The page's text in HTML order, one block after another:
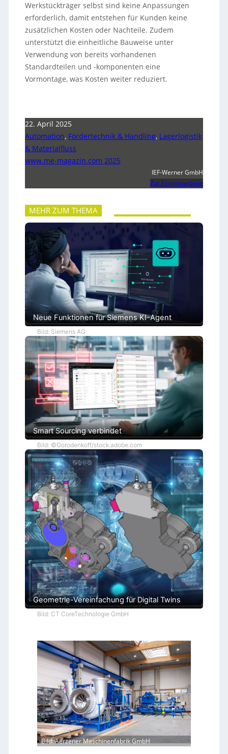
Werkstückträger selbst sind keine Anpassungen
erforderlich, damit entstehen für Kunden keine
zusätzlichen Kosten oder Nachteile. Zudem
unterstützt die einheitliche Bauweise unter
Verwendung von bereits vorhandenen
Standardteilen und -komponenten eine
Vormontage, was Kosten weiter reduziert.
22. April 2025
Automation, Fördertechnik & Handling, Lagerlogistik
& Materialfluss
www.me-magazin.com 2025
IEF-Werner GmbH
Zur Firmenwebsite
MEHR ZUM THEMA
Neue Funktionen für Siemens KI-Agent
Bild: Siemens AG
Smart Sourcing verbindet
Bild: ©Gorodenkoff/stock.adobe.com
Geometrie-Vereinfachung für Digital Twins
Bild: CT CoreTechnologie GmbH
Bild: Aerzener Maschinenfabrik GmbH